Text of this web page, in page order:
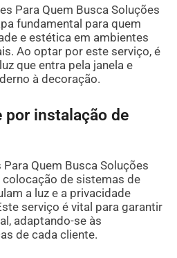
Para Quem Busca Soluções
fundamental para quem
e estética em ambientes
Ao optar por este serviço, é
que entra pela janela e
à decoração.
por instalação de
Quem Busca Soluções
de sistemas de
a luz e a privacidade
serviço é vital para garantir
adaptando-se às
de cada cliente.